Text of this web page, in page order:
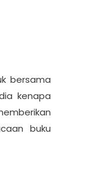
bersama
kenapa
buku